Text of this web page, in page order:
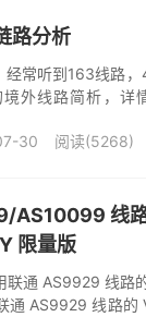
路分析
经常听到163线路
外线路简析，详
30 阅读(5268)
AS10099 线
限量版
联通 AS9929 线路
通 AS9929 线路的